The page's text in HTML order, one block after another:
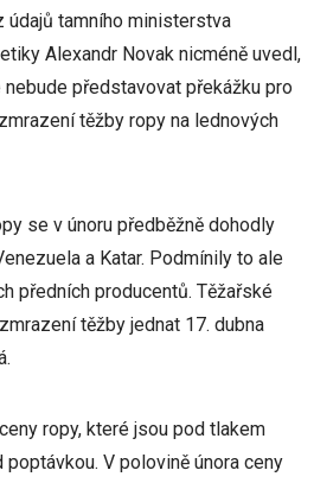
údajů tamního ministerstva
Alexandr Novak nicméně uvedl,
představovat překážku pro
těžby ropy na lednových
se v únoru předběžně dohodly
a Katar. Podmínily to ale
předních producentů. Těžařské
těžby jednat 17. dubna
ropy, které jsou pod tlakem
V polovině února ceny